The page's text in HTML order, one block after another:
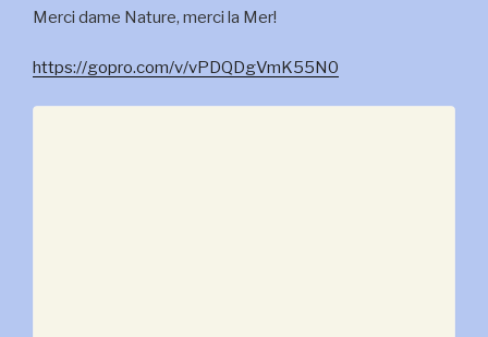
Merci dame Nature, merci la Mer!
https://gopro.com/v/vPDQDgVmK55N0